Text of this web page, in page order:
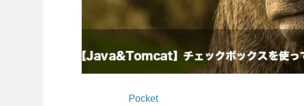
Pocket